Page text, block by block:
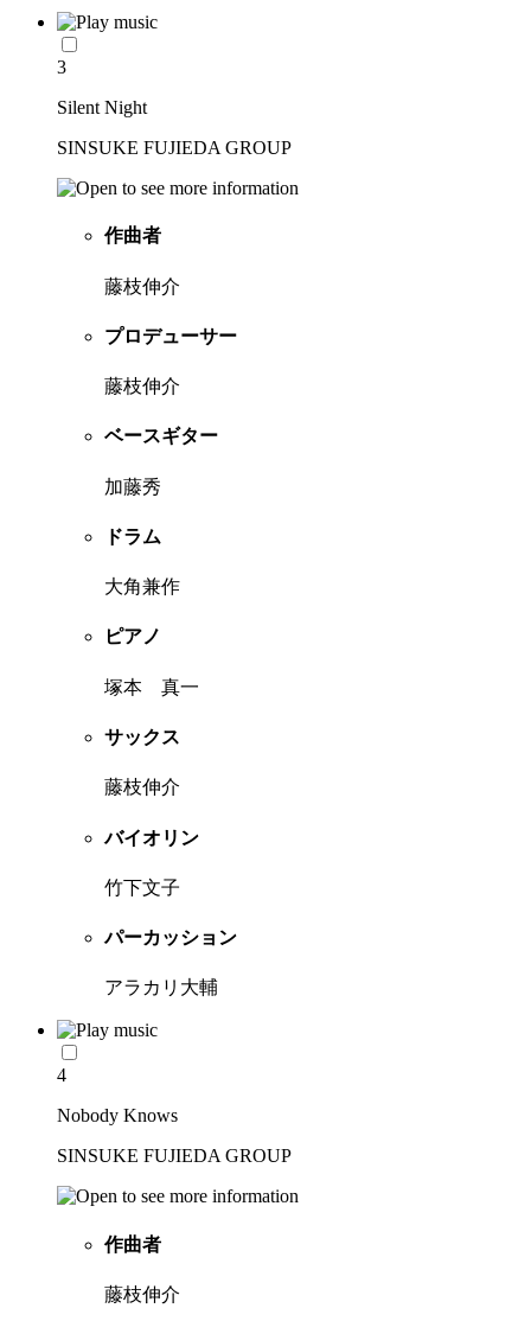
3
Silent Night
SINSUKE FUJIEDA GROUP
作曲者
藤枝伸介
プロデューサー
藤枝伸介
ベースギター
加藤秀
ドラム
大角兼作
ピアノ
塚本 真一
サックス
藤枝伸介
バイオリン
竹下文子
パーカッション
アラカリ大輔
4
Nobody Knows
SINSUKE FUJIEDA GROUP
作曲者
藤枝伸介